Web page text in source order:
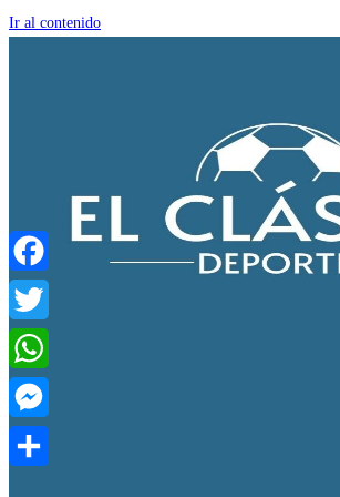
Ir al contenido
Facebook
Twitter
WhatsApp
Messenger